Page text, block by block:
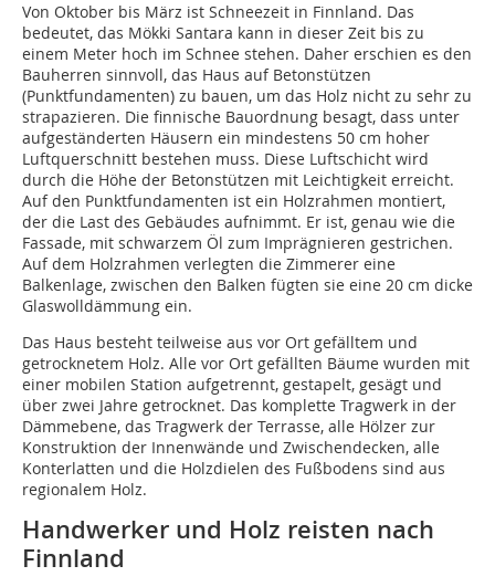
Von Oktober bis März ist Schneezeit in Finnland. Das
bedeutet, das Mökki Santara kann in dieser Zeit bis zu
einem Meter hoch im Schnee stehen. Daher erschien es den
Bauherren sinnvoll, das Haus auf Betonstützen
(Punktfundamenten) zu bauen, um das Holz nicht zu sehr zu
strapazieren. Die finnische Bauordnung besagt, dass unter
aufgeständerten Häusern ein mindestens 50 cm hoher
Luftquerschnitt bestehen muss. Diese Luftschicht wird
durch die Höhe der Betonstützen mit Leichtigkeit erreicht.
Auf den Punktfundamenten ist ein Holzrahmen montiert,
der die Last des Gebäudes aufnimmt. Er ist, genau wie die
Fassade, mit schwarzem Öl zum Imprägnieren gestrichen.
Auf dem Holzrahmen verlegten die Zimmerer eine
Balkenlage, zwischen den Balken fügten sie eine 20 cm dicke
Glaswolldämmung ein.
Das Haus besteht teilweise aus vor Ort gefälltem und
getrocknetem Holz. Alle vor Ort gefällten Bäume wurden mit
einer mobilen Station aufgetrennt, gestapelt, gesägt und
über zwei Jahre getrocknet. Das komplette Tragwerk in der
Dämmebene, das Tragwerk der Terrasse, alle Hölzer zur
Konstruktion der Innenwände und Zwischendecken, alle
Konterlatten und die Holzdielen des Fußbodens sind aus
regionalem Holz.
Handwerker und Holz reisten nach
Finnland